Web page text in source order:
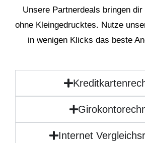
Unsere Partnerdeals bringen
ohne Kleingedrucktes. Nutze
in wenigen Klicks das beste
Internet